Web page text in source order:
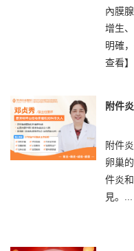
內膜
增生
明確
查看】
附件
附件
卵巢
件炎
見。...